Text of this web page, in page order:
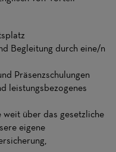
Begleitung durch eine/n
Präsenzschulungen
leistungsbezogenes
über das gesetzliche
eigene